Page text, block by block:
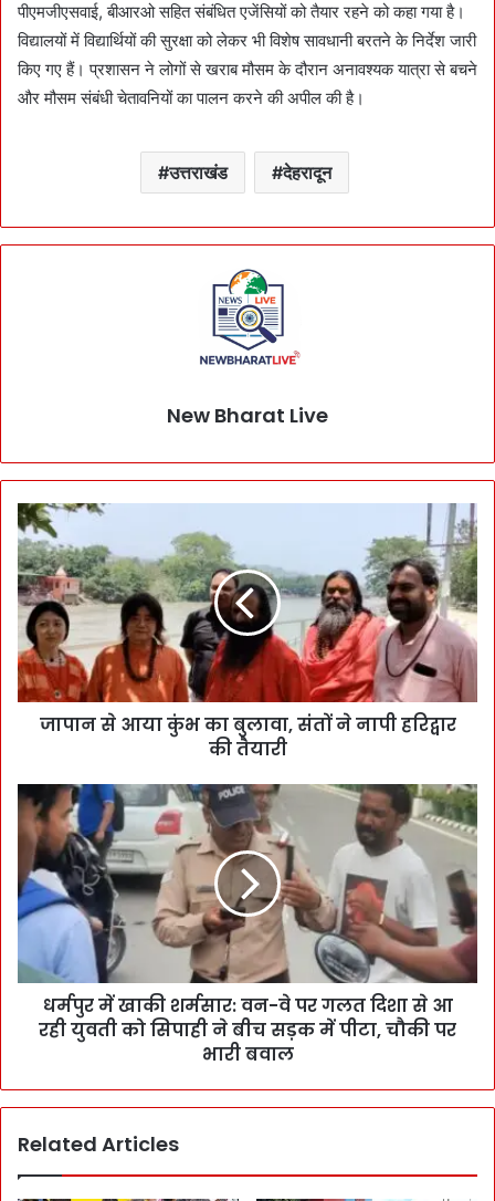
पीएमजीएसवाई, बीआरओ सहित संबंधित एजेंसियों को तैयार रहने को कहा गया है।
विद्यालयों में विद्यार्थियों की सुरक्षा को लेकर भी विशेष सावधानी बरतने के निर्देश जारी
किए गए हैं। प्रशासन ने लोगों से खराब मौसम के दौरान अनावश्यक यात्रा से बचने
और मौसम संबंधी चेतावनियों का पालन करने की अपील की है।
उत्तराखंड देहरादून
New Bharat Live
जापान से आया कुंभ का बुलावा, संतों ने नापी हरिद्वार
की तैयारी
धर्मपुर में खाकी शर्मसार: वन-वे पर गलत दिशा से आ
रही युवती को सिपाही ने बीच सड़क में पीटा, चौकी पर
भारी बवाल
Related Articles